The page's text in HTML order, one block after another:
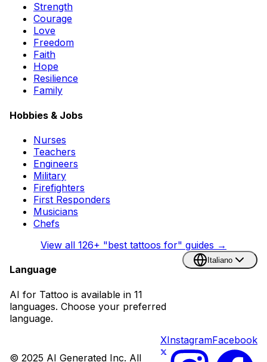
Strength
Courage
Love
Freedom
Faith
Hope
Resilience
Family
Hobbies & Jobs
Nurses
Teachers
Engineers
Military
Firefighters
First Responders
Musicians
Chefs
View all 126+ "best tattoos for" guides →
Language
AI for Tattoo is available in 11
languages. Choose your preferred
language.
Italiano
© 2025 AI Generated Inc. All
XInstagramFacebook